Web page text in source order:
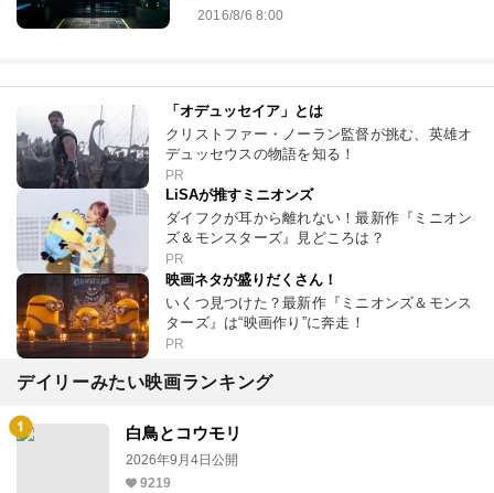
2016/8/6 8:00
「オデュッセイア」とは
クリストファー・ノーラン監督が挑む、英雄オ
デュッセウスの物語を知る！
PR
LiSAが推すミニオンズ
ダイフクが耳から離れない！最新作『ミニオン
ズ＆モンスターズ』見どころは？
PR
映画ネタが盛りだくさん！
いくつ見つけた？最新作『ミニオンズ＆モンス
ターズ』は“映画作り”に奔走！
PR
デイリーみたい映画ランキング
白鳥とコウモリ
2026年9月4日公開
9219